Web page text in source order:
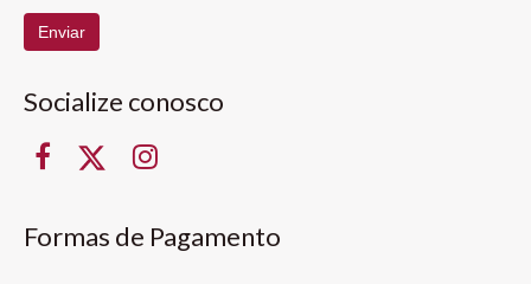
Enviar
Socialize conosco
Formas de Pagamento